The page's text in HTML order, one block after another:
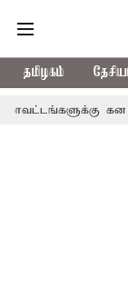
தமிழகம்
கன மழை